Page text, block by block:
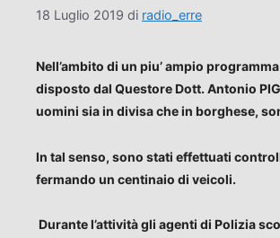
18 Luglio 2019 di radio_erre
Nell’ambito di un piu’ ampio
disposto dal Questore Dott. Antonio
uomini sia in divisa che in borghese,
In tal senso, sono stati effettuati
fermando un centinaio di veicoli.
Durante l’attività gli agenti di Polizia